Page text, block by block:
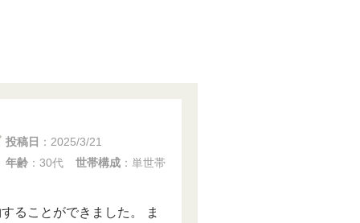
投稿日 ： 2025/3/21
年齢 ：30代 世帯構成 ：単世帯
ることができました。 ま